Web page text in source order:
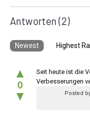
Antworten(2)
Newest Highest
▲
0
▼
Seit heute ist die
Verbesserungen
Posted